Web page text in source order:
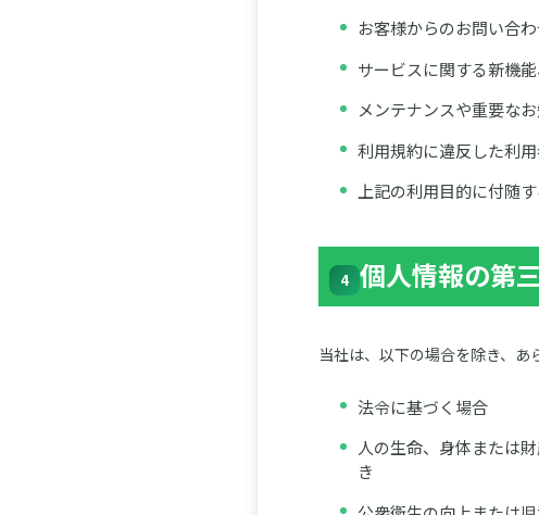
お客様からのお問い合
サービスに関する新機
メンテナンスや重要な
利用規約に違反した利
上記の利用目的に付随
4 個人情報の第
当社は、以下の場合を除き、あ
法令に基づく場合
人の生命、身体または
き